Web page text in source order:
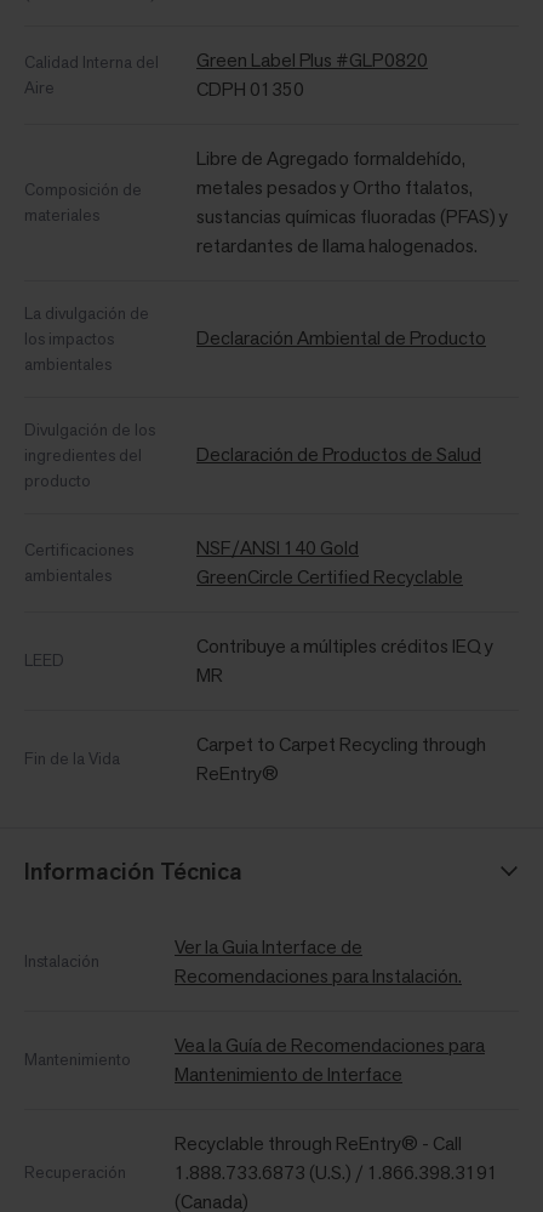
Calidad Interna del
Aire
Green Label Plus #GLP0820
CDPH 01350
Composición de
materiales
Libre de Agregado formaldehído,
metales pesados ​​y Ortho ftalatos,
sustancias químicas fluoradas (PFAS) y
retardantes de llama halogenados.
La divulgación de
los impactos
ambientales
Declaración Ambiental de Producto
Divulgación de los
ingredientes del
producto
Declaración de Productos de Salud
Certificaciones
ambientales
NSF/ANSI 140 Gold
GreenCircle Certified Recyclable
LEED
Contribuye a múltiples créditos IEQ y
MR
Fin de la Vida
Carpet to Carpet Recycling through
ReEntry®
Información Técnica
Instalación
Ver la Guia Interface de
Recomendaciones para Instalación.
Mantenimiento
Vea la Guía de Recomendaciones para
Mantenimiento de Interface
Recuperación
Recyclable through ReEntry® - Call
1.888.733.6873 (U.S.) / 1.866.398.3191
(Canada)